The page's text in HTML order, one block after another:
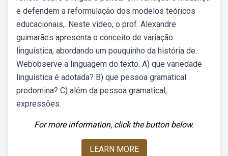
e defendem a reformulação dos modelos teóricos
educacionais,. Neste vídeo, o prof. Alexandre
guimarães apresenta o conceito de variação
linguística, abordando um pouquinho da história de.
Webobserve a linguagem do texto. A) que variedade
linguística é adotada? B) que pessoa gramatical
predomina? C) além da pessoa gramatical,
expressões.
For more information, click the button below.
LEARN MORE